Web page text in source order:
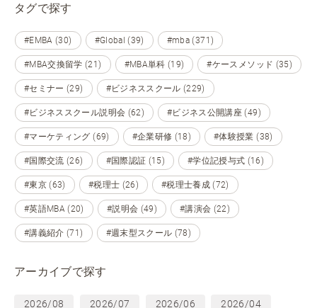
タグで探す
#EMBA (30) #Global (39) #mba (371)
#MBA交換留学 (21) #MBA単科 (19) #ケースメソッド (35)
#セミナー (29) #ビジネススクール (229)
#ビジネススクール説明会 (62) #ビジネス公開講座 (49)
#マーケティング (69) #企業研修 (18) #体験授業 (38)
#国際交流 (26) #国際認証 (15) #学位記授与式 (16)
#東京 (63) #税理士 (26) #税理士養成 (72)
#英語MBA (20) #説明会 (49) #講演会 (22)
#講義紹介 (71) #週末型スクール (78)
アーカイブで探す
2026/08 2026/07 2026/06 2026/04